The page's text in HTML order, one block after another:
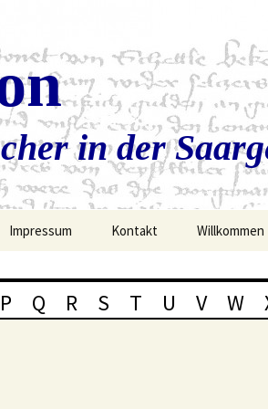
in der
Impressum Kontakt Willkommen
P Q R S T U V W